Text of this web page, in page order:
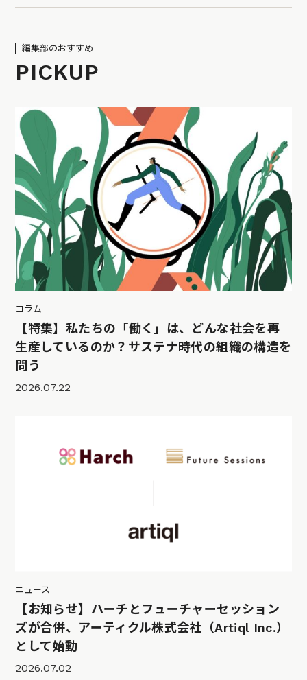
編集部のおすすめ
PICKUP
コラム
【特集】私たちの「働く」は、どんな社会を再
生産しているのか？サステナ時代の組織の構造を
問う
2026.07.22
ニュース
【お知らせ】ハーチとフューチャーセッション
ズが合併、アーティクル株式会社（Artiql Inc.）
として始動
2026.07.02